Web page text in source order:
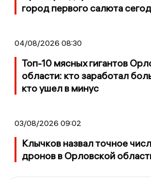
город первого салюта
04/08/2026 08:30
Топ-10 мясных гигантов
области: кто заработал
кто ушел в минус
03/08/2026 09:02
Клычков назвал точное
дронов в Орловской